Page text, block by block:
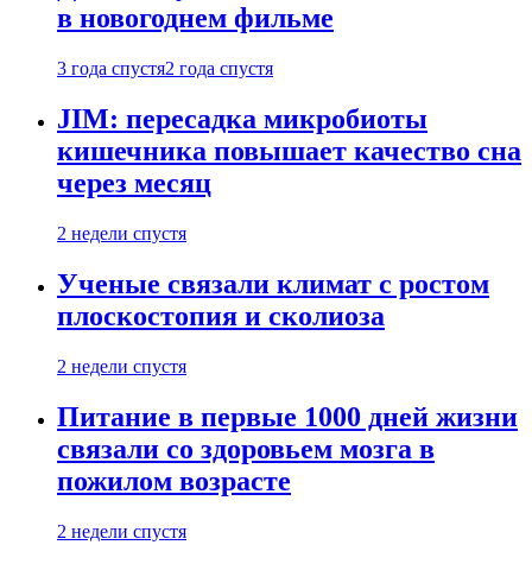
в новогоднем фильме
3 года спустя2 года спустя
JIM: пересадка микробиоты
кишечника повышает качество сна
через месяц
2 недели спустя
Ученые связали климат с ростом
плоскостопия и сколиоза
2 недели спустя
Питание в первые 1000 дней жизни
связали со здоровьем мозга в
пожилом возрасте
2 недели спустя